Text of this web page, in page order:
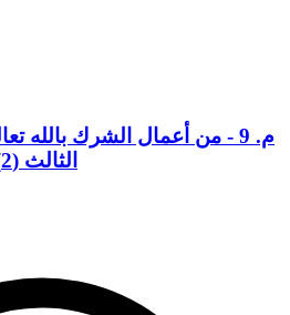
م. 9 - من أعمال الشرك بالله
الثالث (2) - أ. د.عبد الله الدميجي